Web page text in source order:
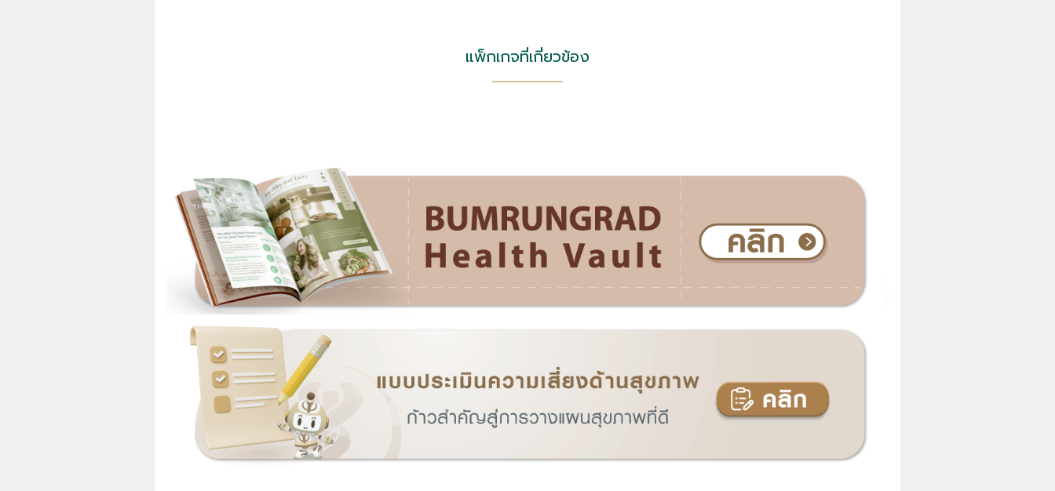
แพ็กเกจที่เกี่ยวข้อง